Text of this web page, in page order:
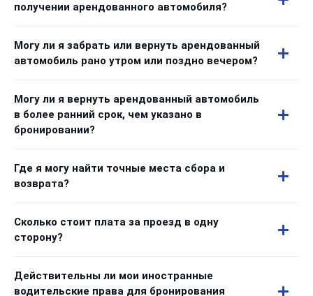
получении арендованного автомобиля?
Могу ли я забрать или вернуть арендованный
автомобиль рано утром или поздно вечером?
Могу ли я вернуть арендованный автомобиль
в более ранний срок, чем указано в
бронировании?
Где я могу найти точные места сбора и
возврата?
Сколько стоит плата за проезд в одну
сторону?
Действительны ли мои иностранные
водительские права для бронирования